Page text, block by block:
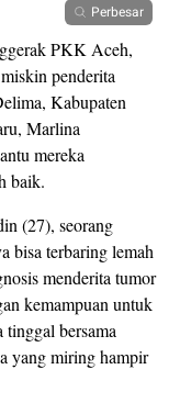
Perbesar
PKK Aceh,
penderita
Kabupaten
Marlina
mereka
baik.
(27), seorang
bisa terbaring lemah
menderita tumor
kemampuan untuk
bersama
yang miring hampir